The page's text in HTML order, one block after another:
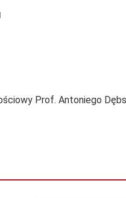
Prof. Antoniego